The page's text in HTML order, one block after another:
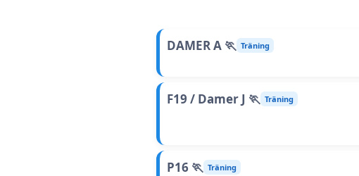
DAMER A 🏃 Träning
F19 / Damer J 🏃 Träning
P16 🏃 Träning